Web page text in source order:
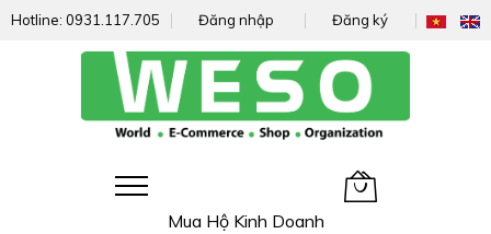
Hotline: 0931.117.705 Đăng nhập Đăng ký
Mua Hộ Kinh Doanh